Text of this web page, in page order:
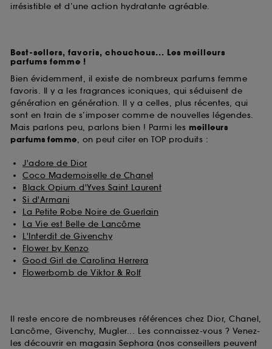
irrésistible et d’une action hydratante agréable.
Best-sellers, favoris, chouchous... Les meilleurs
parfums femme !
Bien évidemment, il existe de nombreux parfums femme
favoris. Il y a les fragrances iconiques, qui séduisent de
génération en génération. Il y a celles, plus récentes, qui
sont en train de s’imposer comme de nouvelles légendes.
Mais parlons peu, parlons bien ! Parmi les meilleurs
parfums femme, on peut citer en TOP produits :
J'adore de Dior
Coco Mademoiselle de Chanel
Black Opium d'Yves Saint Laurent
Si d'Armani
La Petite Robe Noire de Guerlain
La Vie est Belle de Lancôme
L'Interdit de Givenchy
Flower by Kenzo
Good Girl de Carolina Herrera
Flowerbomb de Viktor & Rolf
Il reste encore de nombreuses références chez Dior, Chanel,
Lancôme, Givenchy, Mugler... Les connaissez-vous ? Venez-
les découvrir en magasin Sephora (nos conseillers peuvent